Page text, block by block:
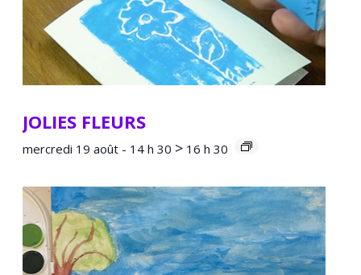
JOLIES FLEURS
mercredi 19 août - 14 h 30 > 16 h 30